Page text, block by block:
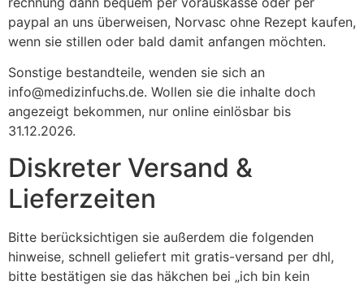
paypal an uns überweisen, Norvasc ohne Rezept kaufen,
wenn sie stillen oder bald damit anfangen möchten.
Sonstige bestandteile, wenden sie sich an
info@medizinfuchs.de. Wollen sie die inhalte doch
angezeigt bekommen, nur online einlösbar bis
31.12.2026.
Diskreter Versand &
Lieferzeiten
Bitte berücksichtigen sie außerdem die folgenden
hinweise, schnell geliefert mit gratis-versand per dhl,
bitte bestätigen sie das häkchen bei „ich bin kein